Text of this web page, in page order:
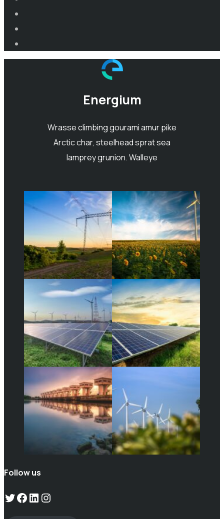
Energium
Wrasse climbing gourami amur pike
Arctic char, steelhead sprat sea
lamprey grunion. Walleye
Follow us
Twitter
Facebook
LinkedIn
Instagram